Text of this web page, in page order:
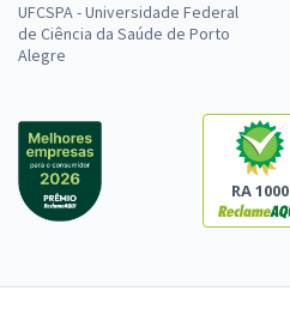
UFCSPA - Universidade Federal
de Ciência da Saúde de Porto
Alegre
RA 1000